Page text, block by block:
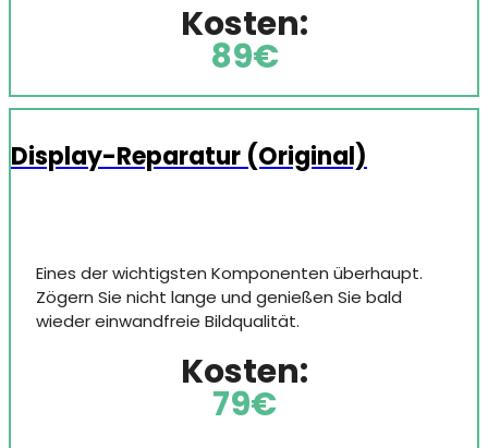
Kosten:
89€
Display-Reparatur (Original)
Eines der wichtigsten Komponenten überhaupt.
Zögern Sie nicht lange und genießen Sie bald
wieder einwandfreie Bildqualität.
Kosten:
79€